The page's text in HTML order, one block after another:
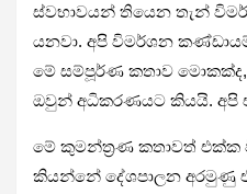
ස්වභා­ව­යන් තියෙන තැන්
යනවා. අපි විම­ර්ශන
මේ සම්පූර්ණ කතාව
ඔවුන් අධි­ක­ර­ණ­යට කියයි. අපි
මේ කුම­න්ත්‍රණ කතා­වත් එක්ක
කියන්නේ දේශ­පා­ලන අර­මුණු